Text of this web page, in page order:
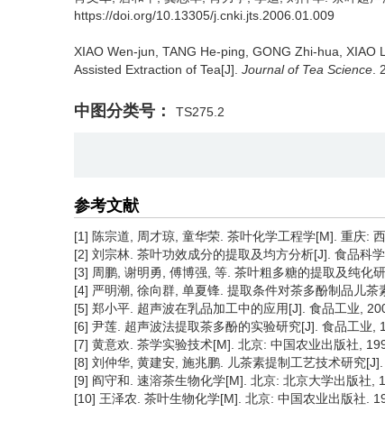
https://doi.org/10.13305/j.cnki.jts.2006.01.009
XIAO Wen-jun, TANG He-ping, GONG Zhi-hua, XIAO
Assisted Extraction of Tea[J]. Journal of Tea Science
中图分类号： TS275.2
参考文献
[1] 陈宗道, 周才琼, 童华荣. 茶叶化学工程学[M]. 重庆:
[2] 刘宗林. 茶叶功效成分的提取及均方分析[J]. 食品科
[3] 周鹏, 谢明勇, 傅博强, 等. 茶叶粗多糖的提取及纯化
[4] 严明潮, 徐向群, 单夏锋. 提取条件对茶多酚制品儿
[5] 郑小平. 超声波在乳品加工中的应用[J]. 食品工业,
[6] 尹莲. 超声波法提取茶多酚的实验研究[J]. 食品工业,
[7] 黄意欢. 茶学实验技术[M]. 北京: 中国农业出版社,
[8] 刘仲华, 黄建安, 施兆鹏. 儿茶素提制工艺技术研究
[9] 阎守和. 速溶茶生物化学[M]. 北京: 北京大学出版社,
[10] 王泽农. 茶叶生物化学[M]. 北京: 中国农业出版社.